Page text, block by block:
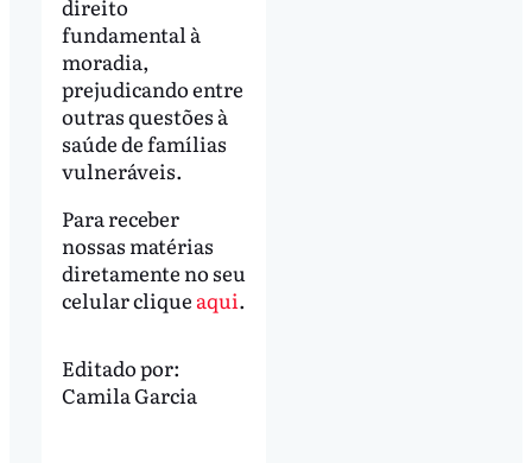
direito
fundamental à
moradia,
prejudicando entre
outras questões à
saúde de famílias
vulneráveis.
Para receber
nossas matérias
diretamente no seu
celular clique aqui.
Editado por:
Camila Garcia